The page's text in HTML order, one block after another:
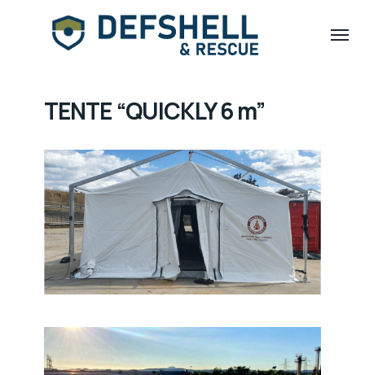
TENTE “QUICKLY 6 m”